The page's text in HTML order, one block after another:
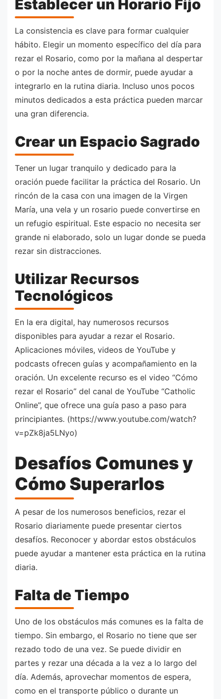
Establecer un Horario Fijo
La consistencia es clave para formar cualquier
hábito. Elegir un momento específico del día para
rezar el Rosario, como por la mañana al despertar
o por la noche antes de dormir, puede ayudar a
integrarlo en la rutina diaria. Incluso unos pocos
minutos dedicados a esta práctica pueden marcar
una gran diferencia.
Crear un Espacio Sagrado
Tener un lugar tranquilo y dedicado para la
oración puede facilitar la práctica del Rosario. Un
rincón de la casa con una imagen de la Virgen
María, una vela y un rosario puede convertirse en
un refugio espiritual. Este espacio no necesita ser
grande ni elaborado, solo un lugar donde se pueda
rezar sin distracciones.
Utilizar Recursos
Tecnológicos
En la era digital, hay numerosos recursos
disponibles para ayudar a rezar el Rosario.
Aplicaciones móviles, videos de YouTube y
podcasts ofrecen guías y acompañamiento en la
oración. Un excelente recurso es el video “Cómo
rezar el Rosario” del canal de YouTube “Catholic
Online”, que ofrece una guía paso a paso para
principiantes. (https://www.youtube.com/watch?
v=pZk8ja5LNyo)
Desafíos Comunes y
Cómo Superarlos
A pesar de los numerosos beneficios, rezar el
Rosario diariamente puede presentar ciertos
desafíos. Reconocer y abordar estos obstáculos
puede ayudar a mantener esta práctica en la rutina
diaria.
Falta de Tiempo
Uno de los obstáculos más comunes es la falta de
tiempo. Sin embargo, el Rosario no tiene que ser
rezado todo de una vez. Se puede dividir en
partes y rezar una década a la vez a lo largo del
día. Además, aprovechar momentos de espera,
como en el transporte público o durante un